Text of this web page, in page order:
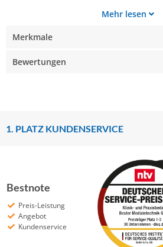
Mehr lesen
Merkmale
Bewertungen
1. PLATZ KUNDENSERVICE
Bestnote
Preis-Leistung
Angebot
Kundenservice